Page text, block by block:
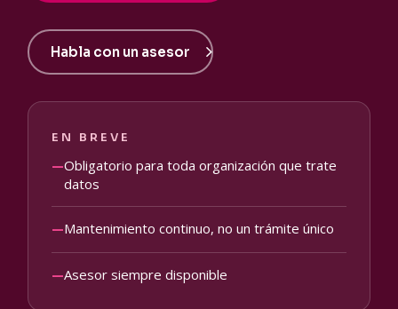
Habla con un asesor
EN BREVE
—Obligatorio para toda organización que trate
datos
—Mantenimiento continuo, no un trámite único
—Asesor siempre disponible